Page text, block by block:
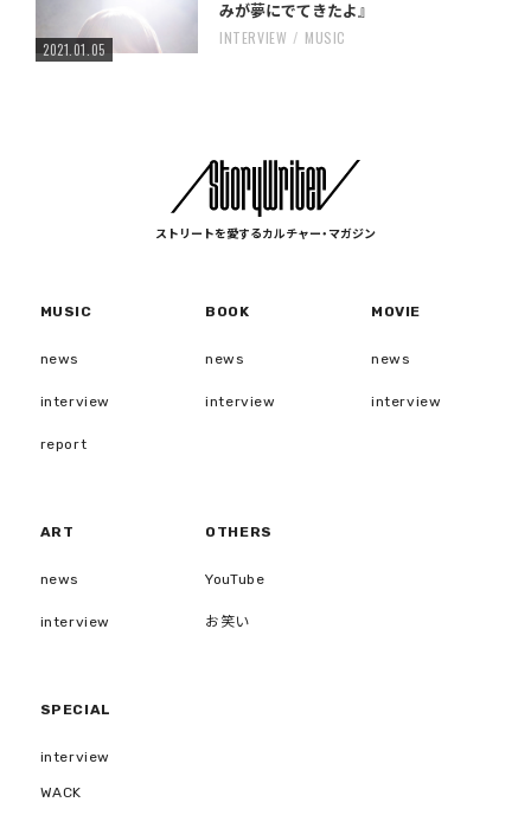
2021.01.05
みが夢にでてきたよ』
INTERVIEW MUSIC
ストリートを愛するカルチャー・マガジン
MUSIC
news
interview
report
BOOK
news
interview
MOVIE
news
interview
ART
news
interview
OTHERS
YouTube
お笑い
SPECIAL
interview
WACK